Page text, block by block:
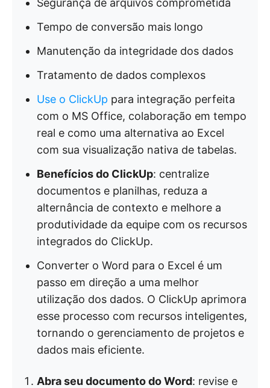
Segurança de arquivos comprometida
Tempo de conversão mais longo
Manutenção da integridade dos dados
Tratamento de dados complexos
Use o ClickUp para integração perfeita
com o MS Office, colaboração em tempo
real e como uma alternativa ao Excel
com sua visualização nativa de tabelas.
Benefícios do ClickUp: centralize
documentos e planilhas, reduza a
alternância de contexto e melhore a
produtividade da equipe com os recursos
integrados do ClickUp.
Converter o Word para o Excel é um
passo em direção a uma melhor
utilização dos dados. O ClickUp aprimora
esse processo com recursos inteligentes,
tornando o gerenciamento de projetos e
dados mais eficiente.
Abra seu documento do Word: revise e